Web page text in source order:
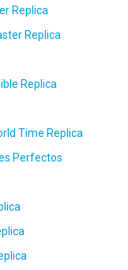
Replica
Replica
Replica
Time Replica
Perfectos